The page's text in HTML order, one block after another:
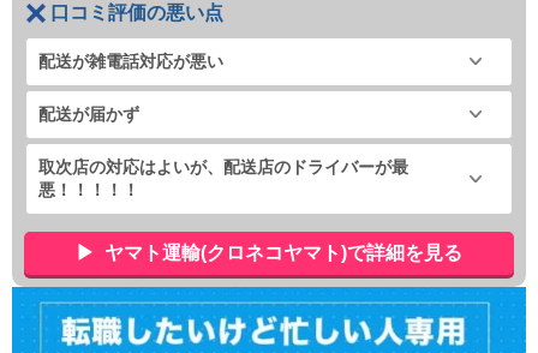
口コミ評価の悪い点
配送が雑電話対応が悪い
配送が届かず
取次店の対応はよいが、配送店のドライバーが最
悪！！！！！
ヤマト運輸(クロネコヤマト)で詳細を見る